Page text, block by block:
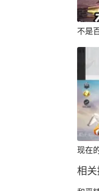
不是
现在
相